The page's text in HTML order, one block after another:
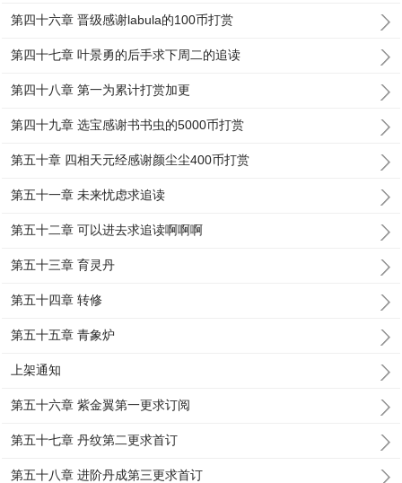
第四十六章 晋级感谢labula的100币打赏
第四十七章 叶景勇的后手求下周二的追读
第四十八章 第一为累计打赏加更
第四十九章 选宝感谢书书虫的5000币打赏
第五十章 四相天元经感谢颜尘尘400币打赏
第五十一章 未来忧虑求追读
第五十二章 可以进去求追读啊啊啊
第五十三章 育灵丹
第五十四章 转修
第五十五章 青象炉
上架通知
第五十六章 紫金翼第一更求订阅
第五十七章 丹纹第二更求首订
第五十八章 进阶丹成第三更求首订